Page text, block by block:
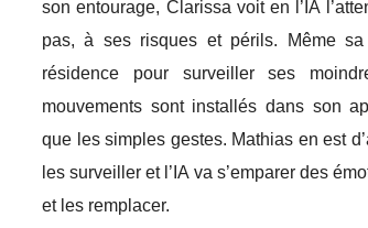
son entourage, Clarissa voit en l’IA
pas, à ses risques et périls.
Même
résidence pour surveiller ses
mouvements sont installés dans son
que les simples gestes. Mathias en est
les surveiller et l’IA va s’emparer des
et les remplacer.